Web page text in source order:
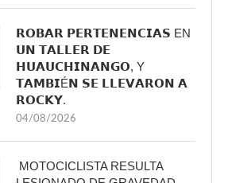
𝗥𝗢𝗕𝗔𝗥 𝗣𝗘𝗥𝗧𝗘𝗡𝗘𝗡𝗖𝗜𝗔𝗦 EN
𝗨𝗡 𝗧𝗔𝗟𝗟𝗘𝗥 𝗗𝗘
𝗛𝗨𝗔𝗨𝗖𝗛𝗜𝗡𝗔𝗡𝗚𝗢, Y
𝗧𝗔𝗠𝗕𝗜É𝗡 𝗦𝗘 𝗟𝗟𝗘𝗩𝗔𝗥𝗢𝗡 𝗔
𝗥𝗢𝗖𝗞𝗬.
04/08/2026
MOTOCICLISTA RESULTA